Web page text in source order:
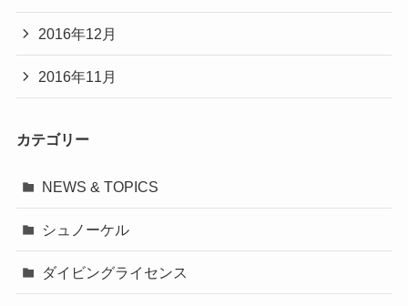
2016年12月
2016年11月
カテゴリー
NEWS & TOPICS
シュノーケル
ダイビングライセンス